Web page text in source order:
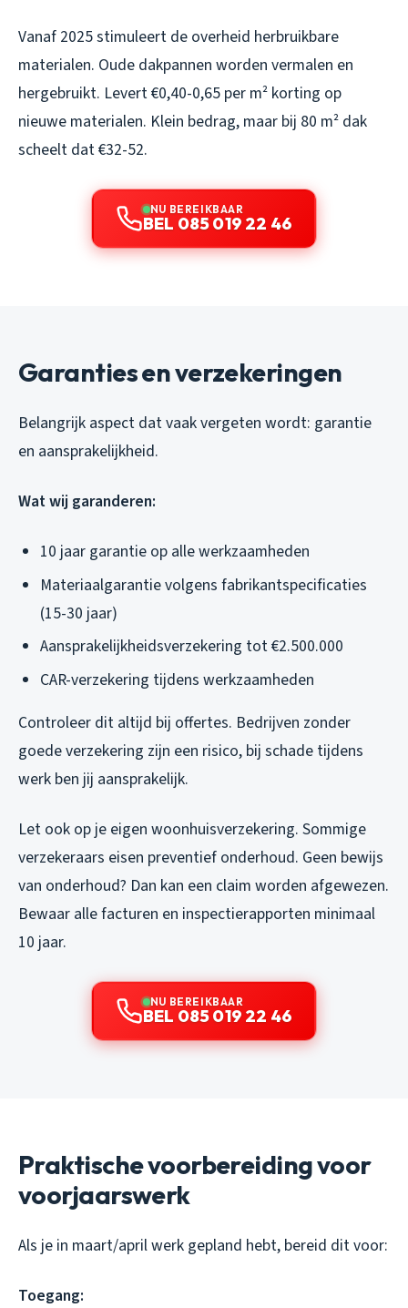
Vanaf 2025 stimuleert de overheid herbruikbare
materialen. Oude dakpannen worden vermalen en
hergebruikt. Levert €0,40-0,65 per m² korting op
nieuwe materialen. Klein bedrag, maar bij 80 m² dak
scheelt dat €32-52.
NU BEREIKBAAR
BEL 085 019 22 46
Garanties en verzekeringen
Belangrijk aspect dat vaak vergeten wordt: garantie
en aansprakelijkheid.
Wat wij garanderen:
10 jaar garantie op alle werkzaamheden
Materiaalgarantie volgens fabrikantspecificaties
(15-30 jaar)
Aansprakelijkheidsverzekering tot €2.500.000
CAR-verzekering tijdens werkzaamheden
Controleer dit altijd bij offertes. Bedrijven zonder
goede verzekering zijn een risico, bij schade tijdens
werk ben jij aansprakelijk.
Let ook op je eigen woonhuisverzekering. Sommige
verzekeraars eisen preventief onderhoud. Geen bewijs
van onderhoud? Dan kan een claim worden afgewezen.
Bewaar alle facturen en inspectierapporten minimaal
10 jaar.
NU BEREIKBAAR
BEL 085 019 22 46
Praktische voorbereiding voor
voorjaarswerk
Als je in maart/april werk gepland hebt, bereid dit voor:
Toegang: